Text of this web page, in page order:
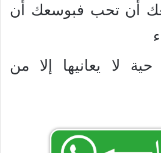
أن تحب فبوسعك أن
لا يعانيها إلا من